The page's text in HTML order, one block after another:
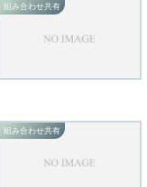
組み合わせ共有
組み合わせ共有